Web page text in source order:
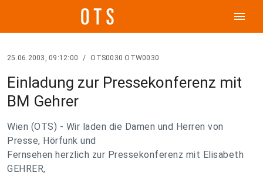
menu
25.06.2003, 09:12:00 / OTS0030 OTW0030
Einladung zur Pressekonferenz mit
BM Gehrer
Wien (OTS) - Wir laden die Damen und Herren von
Presse, Hörfunk und
Fernsehen herzlich zur Pressekonferenz mit Elisabeth
GEHRER,